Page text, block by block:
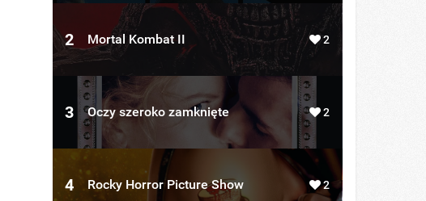
2 Mortal Kombat II 2
3 Oczy szeroko zamknięte 2
4 Rocky Horror Picture Show 2